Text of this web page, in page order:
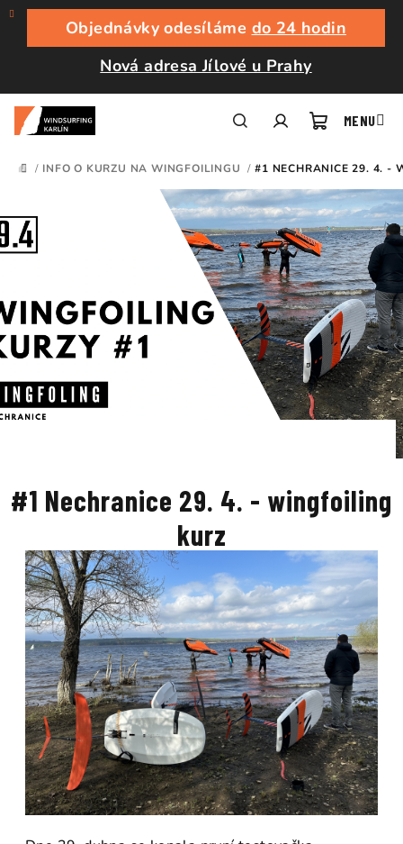
Přejít
obsah
Objednávky odesíláme do 24 hodin
Nová adresa Jílové u Prahy
košík
DOMŮ
/ INFO O KURZU NA WINGFOILINGU / #1 NECHRANICE 29. 4. -
#1 Nechranice 29. 4. - wingfoiling
kurz